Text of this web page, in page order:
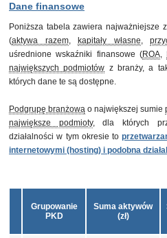
Dane finansowe
Poniższa tabela zawiera najważniejsze
(aktywa razem, kapitały własne,
uśrednione wskaźniki finansowe (ROA,
największych podmiotów z branży, a
których dane te są dostępne.
Podgrupę branżową o największej sumie
największe podmioty, dla których
działalności w tym okresie to
internetowymi (hosting) i podobna
Grupowanie
PKD
Suma aktywów
(zł)